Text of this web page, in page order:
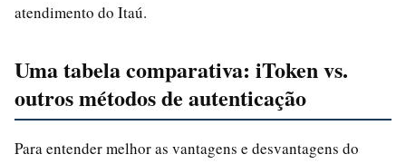
atendimento do Itaú.
Uma tabela comparativa: iToken vs.
outros métodos de autenticação
Para entender melhor as vantagens e desvantagens do